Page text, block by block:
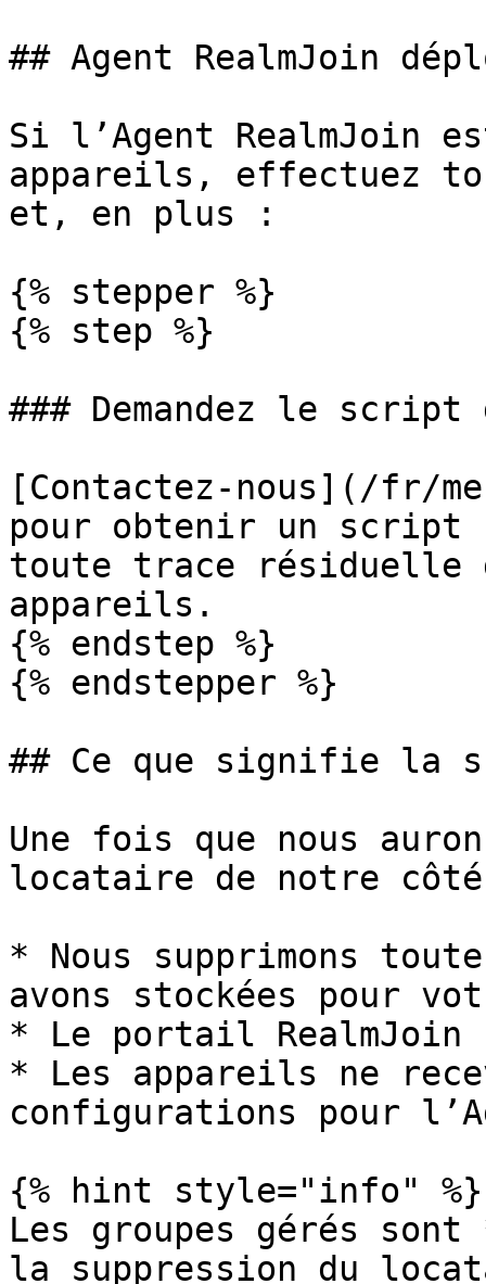
## Agent RealmJoin
Si l’Agent RealmJoin
appareils, effectuez
et, en plus :
{% stepper %}
{% step %}
### Demandez le script
[Contactez-nous](/fr/
pour obtenir un script
toute trace résiduelle
appareils.
{% endstep %}
{% endstepper %}
## Ce que signifie la
Une fois que nous
locataire de notre
* Nous supprimons
avons stockées pour
* Le portail RealmJoin
* Les appareils ne
configurations pour
{% hint style="info" %}
Les groupes gérés
la suppression du